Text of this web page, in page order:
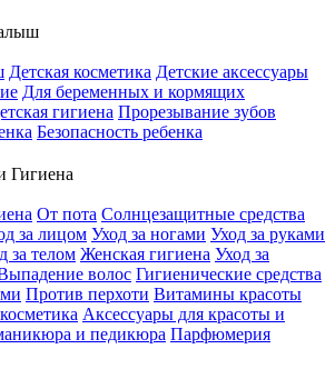
Детская косметика Детские аксессуары
Для беременных и кормящих
гигиена Прорезывание зубов
Безопасность ребенка
Гигиена
От пота Солнцезащитные средства
за лицом Уход за ногами Уход за руками
за телом Женская гигиена Уход за
волос Гигиенические средства
Против перхоти Витамины красоты
Аксессуары для красоты и
и педикюра Парфюмерия